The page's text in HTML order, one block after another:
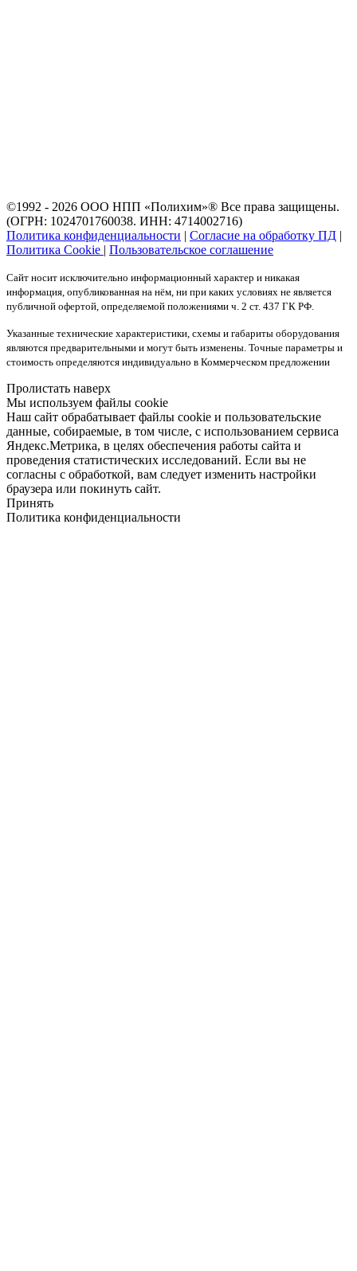
©1992 - 2026 ООО НПП «Полихим»® Все права защищены.
(ОГРН: 1024701760038. ИНН: 4714002716)
Политика конфиденциальности | Согласие на обработку ПД |
Политика Cookie | Пользовательское соглашение
Сайт носит исключительно информационный характер и никакая
информация, опубликованная на нём, ни при каких условиях не является
публичной офертой, определяемой положениями ч. 2 ст. 437 ГК РФ.
Указанные технические характеристики, схемы и габариты оборудования
являются предварительными и могут быть изменены. Точные параметры и
стоимость определяются индивидуально в Коммерческом предложении
Пролистать наверх
Мы используем файлы cookie
Наш сайт обрабатывает файлы cookie и пользовательские
данные, собираемые, в том числе, с использованием сервиса
Яндекс.Метрика, в целях обеспечения работы сайта и
проведения статистических исследований. Если вы не
согласны с обработкой, вам следует изменить настройки
браузера или покинуть сайт.
Принять
Политика конфиденциальности